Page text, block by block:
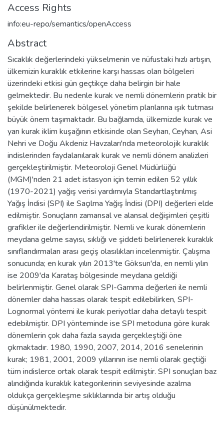
Access Rights
info:eu-repo/semantics/openAccess
Abstract
Sıcaklık değerlerindeki yükselmenin ve nüfustaki hızlı artışın,
ülkemizin kuraklık etkilerine karşı hassas olan bölgeleri
üzerindeki etkisi gün geçtikçe daha belirgin bir hale
gelmektedir. Bu nedenle kurak ve nemli dönemlerin pratik bir
şekilde belirlenerek bölgesel yönetim planlarına ışık tutması
büyük önem taşımaktadır. Bu bağlamda, ülkemizde kurak ve
yarı kurak iklim kuşağının etkisinde olan Seyhan, Ceyhan, Asi
Nehri ve Doğu Akdeniz Havzaları'nda meteorolojik kuraklık
indislerinden faydalanılarak kurak ve nemli dönem analizleri
gerçekleştirilmiştir. Meteoroloji Genel Müdürlüğü
(MGM)'nden 21 adet istasyon için temin edilen 52 yıllık
(1970-2021) yağış verisi yardımıyla Standartlaştırılmış
Yağış İndisi (SPI) ile Saçılma Yağış İndisi (DPI) değerleri elde
edilmiştir. Sonuçların zamansal ve alansal değişimleri çeşitli
grafikler ile değerlendirilmiştir. Nemli ve kurak dönemlerin
meydana gelme sayısı, sıklığı ve şiddeti belirlenerek kuraklık
sınıflandırmaları arası geçiş olasılıkları incelenmiştir. Çalışma
sonucunda; en kurak yılın 2013'te Göksun'da, en nemli yılın
ise 2009'da Karataş bölgesinde meydana geldiği
belirlenmiştir. Genel olarak SPI-Gamma değerleri ile nemli
dönemler daha hassas olarak tespit edilebilirken, SPI-
Lognormal yöntemi ile kurak periyotlar daha detaylı tespit
edebilmiştir. DPI yönteminde ise SPI metoduna göre kurak
dönemlerin çok daha fazla sayıda gerçekleştiği öne
çıkmaktadır. 1980, 1990, 2007, 2014, 2016 senelerinin
kurak; 1981, 2001, 2009 yıllarının ise nemli olarak geçtiği
tüm indislerce ortak olarak tespit edilmiştir. SPI sonuçları baz
alındığında kuraklık kategorilerinin seviyesinde azalma
oldukça gerçekleşme sıklıklarında bir artış olduğu
düşünülmektedir.